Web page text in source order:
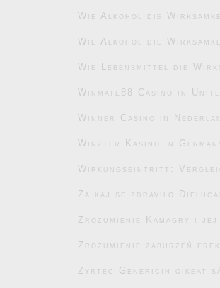
Wie Alkohol die
Wie Alkohol die
Wie Lebensmittel die
Winmate88 Casino in
Winner Casino in
Winzter Kasino in
Wirkungseintritt:
Za kaj se zdravilo
Zrozumienie Kamagry i jej
Zrozumienie zaburzeń
Zyrtec Genericin oikeat